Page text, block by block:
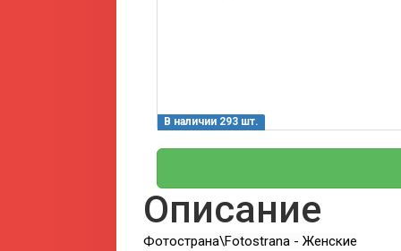
В наличии 293 шт.
Описание
Фотострана\Fotostrana - Женские